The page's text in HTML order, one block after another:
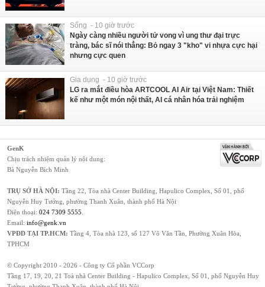
Sống - 10 giờ trước
Ngày càng nhiều người tử vong vì ung thư đại trực
tràng, bác sĩ nói thẳng: Bỏ ngay 3 "kho" vi nhựa cực hại
nhưng cực quen
Gia dụng - 10 giờ trước
LG ra mắt điều hòa ARTCOOL AI Air tại Việt Nam: Thiết
kế như một món nội thất, AI cá nhân hóa trải nghiệm
GenK
Chịu trách nhiệm quản lý nội dung:
Bà Nguyễn Bích Minh
TRỤ SỞ HÀ NỘI: Tầng 22, Tòa nhà Center Building, Hapulico Complex, Số 01, phố
Nguyễn Huy Tưởng, phường Thanh Xuân, thành phố Hà Nội
Điện thoại: 024 7309 5555.
Email: info@genk.vn
VPĐD TẠI TP.HCM: Tầng 4, Tòa nhà 123, số 127 Võ Văn Tần, Phường Xuân Hòa,
TPHCM
© Copyright 2010 - 2026 - Công ty Cổ phần VCCorp
Tầng 17, 19, 20, 21 Toà nhà Center Building - Hapulico Complex, Số 01, phố Nguyễn Huy